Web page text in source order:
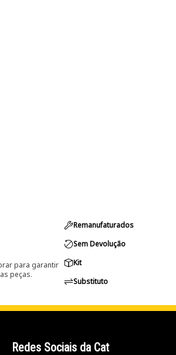
para garantir
peças.
Remanufaturados
Sem Devolução
Kit
Substituto
Redes Sociais da Cat